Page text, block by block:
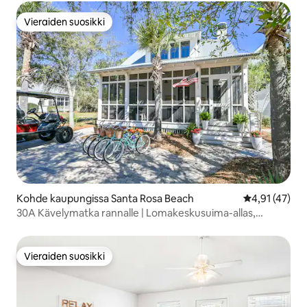
Vieraiden suosikki
Vieraiden suosikki
Kohde kaupungissa Santa Rosa Beach
4,91 (47)
30A Kävelymatka rannalle | Lomakeskusuima-allas,
Vieraiden suosikki
Vieraiden suosikki